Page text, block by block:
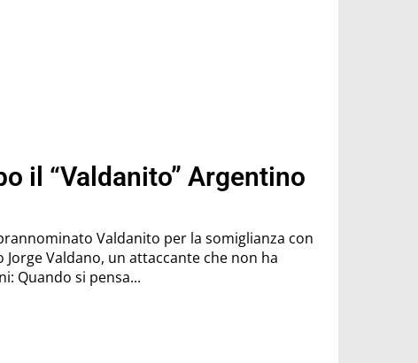
il “Valdanito” Argentino
Valdanito per la somiglianza con
Valdano, un attaccante che non ha
bisogno di presentazioni: Quando si pensa...